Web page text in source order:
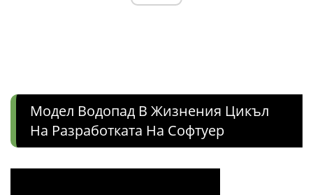
Модел Водопад В Жизнения Цикъл
На Разработката На Софтуер